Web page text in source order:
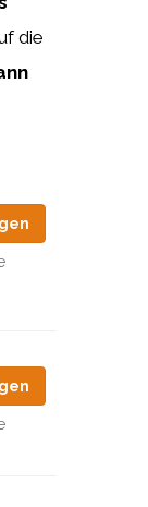
die